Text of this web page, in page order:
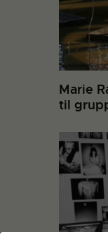
Marie
til